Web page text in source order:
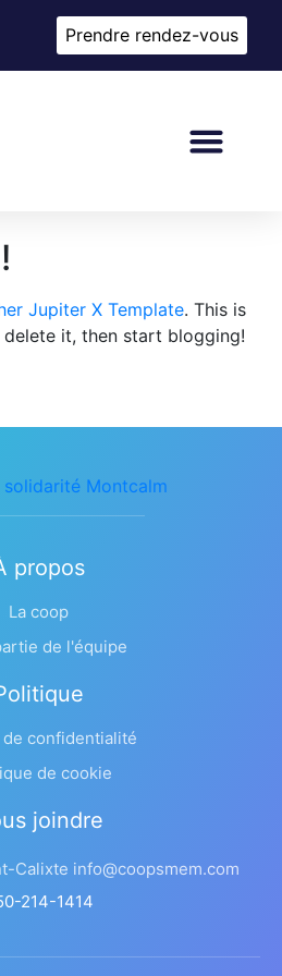
Prendre rendez-vous
Jupiter X Template. This is
it, then start blogging!
propos
La coop
de l'équipe
confidentialité
de cookie
joindre
Calixte info@coopsmem.com
214-1414